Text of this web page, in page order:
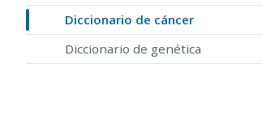
Diccionario de cáncer
Diccionario de genética